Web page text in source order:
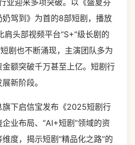
迎来多项突破。以《盛夏芬
驾到》为首的8部短剧，播放
头部视频平台“S+”级长剧的
剧也不断涌现，主演团队多为
额突破千万甚至上亿。短剧行
新阶段。
下启信宝发布《2025短剧行
业布局、“AI+短剧”领域的资
度，揭示短剧“精品化之路”的